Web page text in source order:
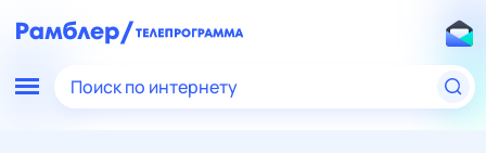
Поиск по интернету